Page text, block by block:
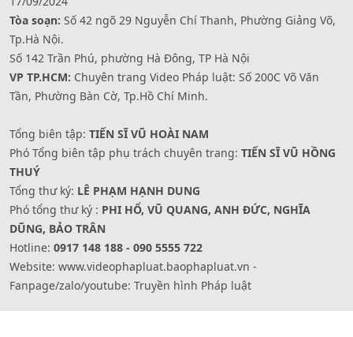
Tòa soạn: Số 42 ngõ 29 Nguyễn Chí Thanh, Phường Giảng Võ,
Tp.Hà Nội.
Số 142 Trần Phú, phường Hà Đông, TP Hà Nội
VP TP.HCM: Chuyên trang Video Pháp luật: Số 200C Võ Văn
Tần, Phường Bàn Cờ, Tp.Hồ Chí Minh.
Tổng biên tập: TIẾN SĨ VŨ HOÀI NAM
Phó Tổng biên tập phụ trách chuyên trang: TIẾN SĨ VŨ HỒNG
THUÝ
Tổng thư ký: LÊ PHẠM HẠNH DUNG
Phó tổng thư ký : PHI HỔ, VŨ QUANG, ANH ĐỨC, NGHĨA
DŨNG, BẢO TRÂN
Hotline: 0917 148 188 - 090 5555 722
Website: www.videophapluat.baophapluat.vn -
Fanpage/zalo/youtube: Truyền hình Pháp luật